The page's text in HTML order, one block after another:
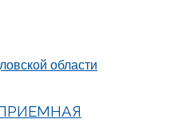
области